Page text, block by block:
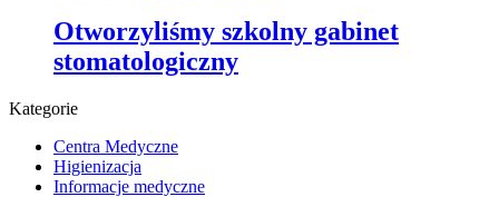
Otworzyliśmy szkolny gabinet
stomatologiczny
Kategorie
Centra Medyczne
Higienizacja
Informacje medyczne